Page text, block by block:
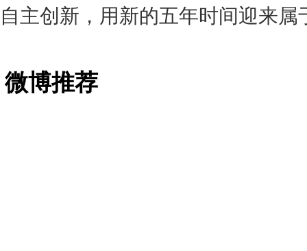
自主创新，用新的五年时间迎来
微博推荐